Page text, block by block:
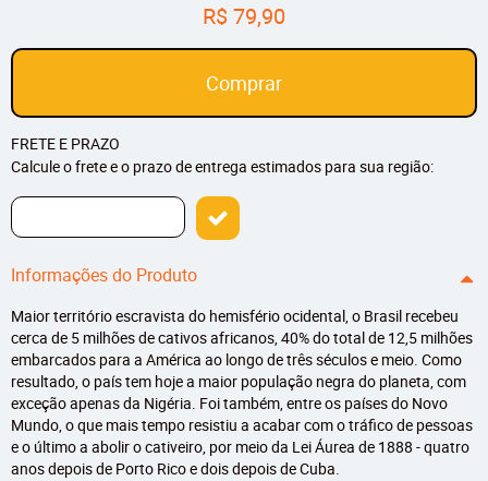
R$ 79,90
Comprar
FRETE E PRAZO
Calcule o frete e o prazo de entrega estimados para sua região:
Informações do Produto
Maior território escravista do hemisfério ocidental, o Brasil recebeu
cerca de 5 milhões de cativos africanos, 40% do total de 12,5 milhões
embarcados para a América ao longo de três séculos e meio. Como
resultado, o país tem hoje a maior população negra do planeta, com
exceção apenas da Nigéria. Foi também, entre os países do Novo
Mundo, o que mais tempo resistiu a acabar com o tráfico de pessoas
e o último a abolir o cativeiro, por meio da Lei Áurea de 1888 - quatro
anos depois de Porto Rico e dois depois de Cuba.